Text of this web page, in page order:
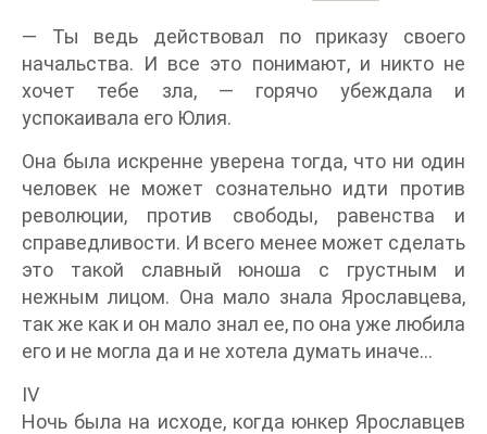
— Ты ведь действовал по приказу своего
начальства. И все это понимают, и никто не
хочет тебе зла, — горячо убеждала и
успокаивала его Юлия.
Она была искренне уверена тогда, что ни один
человек не может сознательно идти против
революции, против свободы, равенства и
справедливости. И всего менее может сделать
это такой славный юноша с грустным и
нежным лицом. Она мало знала Ярославцева,
так же как и он мало знал ее, по она уже любила
его и не могла да и не хотела думать иначе…
IV
Ночь была на исходе, когда юнкер Ярославцев